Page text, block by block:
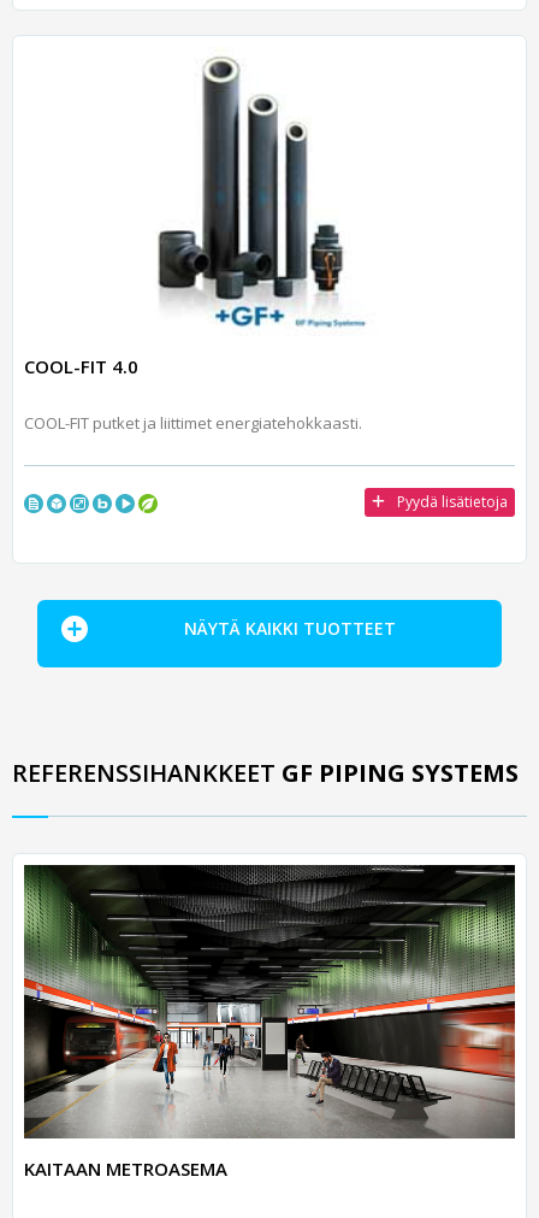
COOL-FIT 4.0
COOL-FIT putket ja liittimet energiatehokkaasti.
Pyydä lisätietoja
NÄYTÄ KAIKKI TUOTTEET
REFERENSSIHANKKEET GF PIPING SYSTEMS
KAITAAN METROASEMA